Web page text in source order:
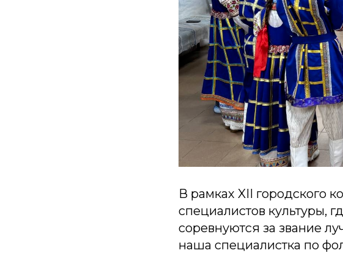
В рамках XII городского
специалистов культуры,
соревнуются за звание
наша специалистка по